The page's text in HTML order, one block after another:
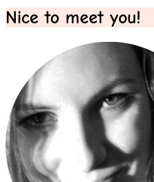
Nice to meet you!